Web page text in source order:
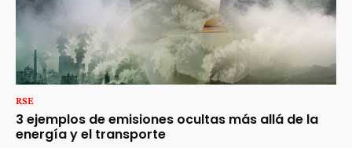
RSE
3 ejemplos de emisiones ocultas más allá de la
energía y el transporte